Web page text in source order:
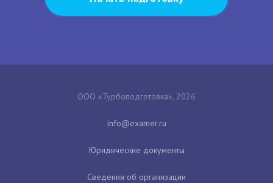
ООО «Турбоподготовка», 2026
Юридические документы
Сведения об организации